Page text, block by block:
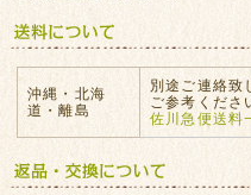
沖縄・北海
道・離島
別途ご連絡致
ご参考くださ
佐川急便送料